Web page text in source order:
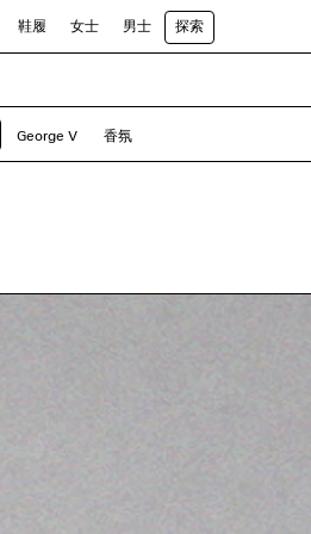
鞋履 女士 男士 探索
George V 香氛